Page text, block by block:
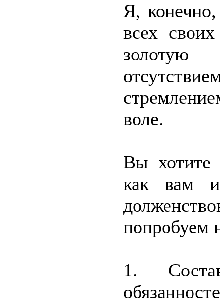
Я, конечно,
всех
золотую
воле.
Вы хотите
как вам
попробуем
1.